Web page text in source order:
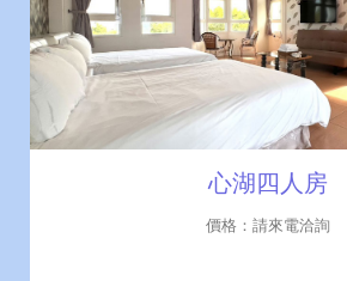
心湖四人房
價格：請來電洽詢